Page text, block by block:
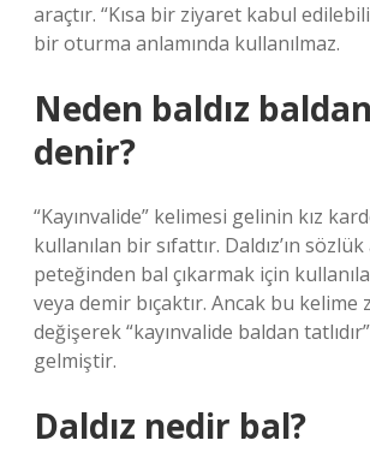
araçtır. “Kısa bir ziyaret kabul
bir oturma anlamında kullanılmaz.
Neden baldız
denir?
“Kayınvalide” kelimesi gelinin kız
kullanılan bir sıfattır. Daldız’ın
peteğinden bal çıkarmak için
veya demir bıçaktır. Ancak bu kelime
değişerek “kayınvalide baldan
gelmiştir.
Daldız nedir bal?